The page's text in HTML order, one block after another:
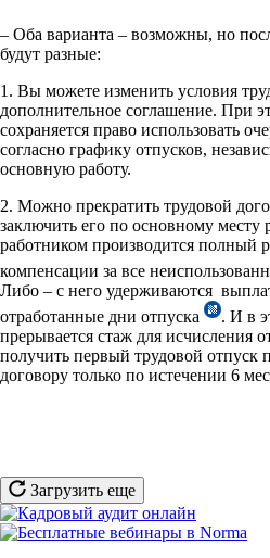
– Оба варианта – возможны, но
будут разные:
1. Вы можете изменить условия
дополнительное соглашение. При
сохраняется право использовать
согласно графику отпусков,
основную работу.
2. Можно прекратить трудовой
заключить его по основному месту
работником производится полный
компенсации за все
Либо – с него удерживаются
отработанные дни отпуска
. И в
прерывается стаж для исчисления
получить первый трудовой отпуск
договору только по истечении 6
Загрузить еще